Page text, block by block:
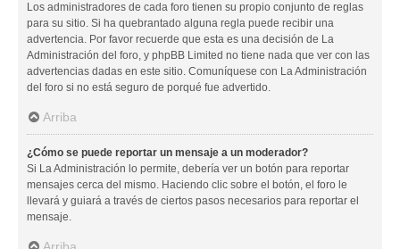
Los administradores de cada foro tienen su propio conjunto de reglas
para su sitio. Si ha quebrantado alguna regla puede recibir una
advertencia. Por favor recuerde que esta es una decisión de La
Administración del foro, y phpBB Limited no tiene nada que ver con las
advertencias dadas en este sitio. Comuníquese con La Administración
del foro si no está seguro de porqué fue advertido.
Arriba
¿Cómo se puede reportar un mensaje a un moderador?
Si La Administración lo permite, debería ver un botón para reportar
mensajes cerca del mismo. Haciendo clic sobre el botón, el foro le
llevará y guiará a través de ciertos pasos necesarios para reportar el
mensaje.